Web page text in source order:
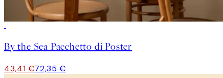
By the Sea Pacchetto di Poster
43,41 €72,35 €